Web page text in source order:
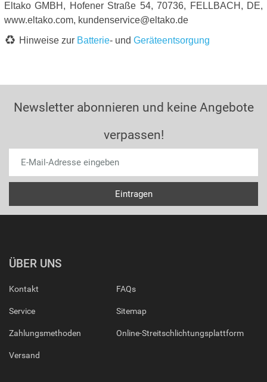
Eltako GMBH, Hofener Straße 54, 70736, FELLBACH, DE,
www.eltako.com, kundenservice@eltako.de
Hinweise zur Batterie- und Geräteentsorgung
Newsletter abonnieren und keine Angebote
verpassen!
ÜBER UNS
Kontakt
Service
Zahlungsmethoden
Versand
FAQs
Sitemap
Online-Streitschlichtungsplattform